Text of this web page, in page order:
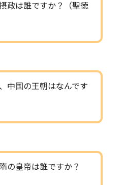
政は誰ですか？（聖徳
中国の王朝はなんです
の皇帝は誰ですか？